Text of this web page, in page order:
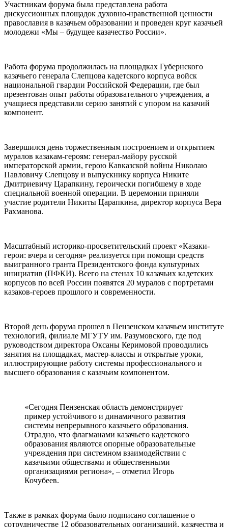
Участникам форума была представлена работа
дискуссионных площадок духовно-нравственной ценности
православия в казачьем образовании и проведен круг казачьей
молодежи «Мы – будущее казачество России».
Работа форума продолжилась на площадках Губернского
казачьего генерала Слепцова кадетского корпуса войск
национальной гвардии Российской Федерации, где был
презентован опыт работы образовательного учреждения, а
учащиеся представили серию занятий с упором на казачий
компонент.
Завершился день торжественным построением и открытием
муралов казакам-героям: генерал-майору русской
императорской армии, герою Кавказской войны Николаю
Павловичу Слепцову и выпускнику корпуса Никите
Дмитриевичу Царапкину, героически погибшему в ходе
специальной военной операции. В церемонии приняли
участие родители Никиты Царапкина, директор корпуса Вера
Рахманова.
Масштабный историко-просветительский проект «Казаки-
герои: вчера и сегодня» реализуется при помощи средств
выигранного гранта Президентского фонда культурных
инициатив (ПФКИ). Всего на стенах 10 казачьих кадетских
корпусов по всей России появятся 20 муралов с портретами
казаков-героев прошлого и современности.
Второй день форума прошел в Пензенском казачьем институте
технологий, филиале МГУТУ им. Разумовского, где под
руководством директора Оксаны Керимовой проводились
занятия на площадках, мастер-классы и открытые уроки,
иллюстрирующие работу системы профессионального и
высшего образования с казачьим компонентом.
«Сегодня Пензенская область демонстрирует
пример устойчивого и динамичного развития
системы непрерывного казачьего образования.
Отрадно, что флагманами казачьего кадетского
образования являются опорные образовательные
учреждения при системном взаимодействии с
казачьими обществами и общественными
организациями региона», – отметил Игорь
Кочубеев.
Также в рамках форума было подписано соглашение о
сотрудничестве 12 образовательных организаций, казачества и